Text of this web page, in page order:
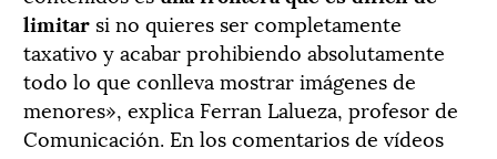
limitar si no quieres ser completamente
taxativo y acabar prohibiendo absolutamente
todo lo que conlleva mostrar imágenes de
menores», explica Ferran Lalueza, profesor de
Comunicación. En los comentarios de vídeos